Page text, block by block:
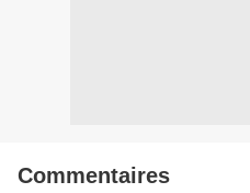
Commentaires